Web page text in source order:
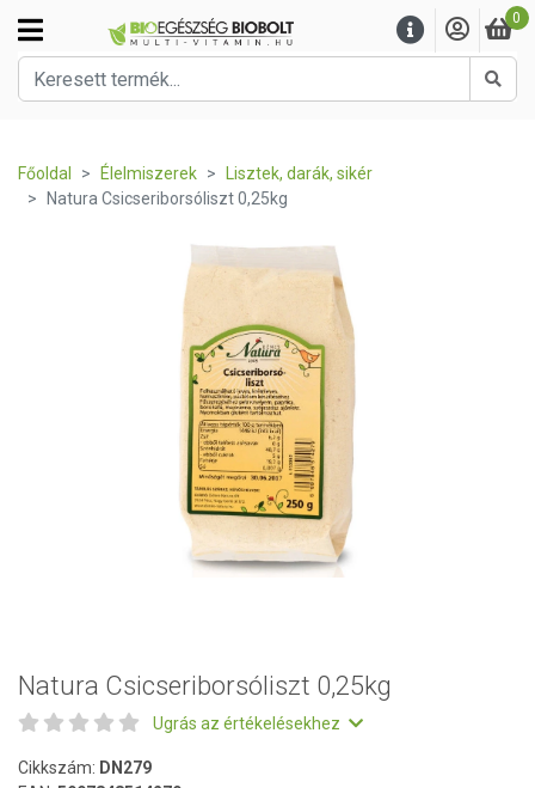
0
Főoldal Élelmiszerek
Lisztek, darák, sikér
Natura Csicseriborsóliszt 0,25kg
Natura Csicseriborsóliszt 0,25kg
Ugrás az értékelésekhez
Cikkszám: DN279